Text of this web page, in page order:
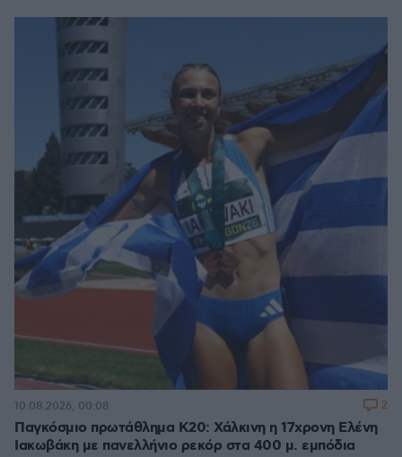
Παγκόσμιο πρωτάθλημα Κ20: Χάλκινη η 17χρονη Ελένη
Ιακωβάκη με πανελλήνιο ρεκόρ στα 400 μ. εμπόδια
10.08.2026, 00:08 2